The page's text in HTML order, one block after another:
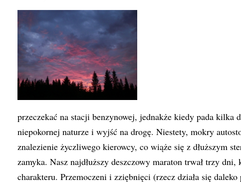
przeczekać na stacji benzynowej, jednakże kiedy pada kilka
niepokornej naturze i wyjść na drogę. Niestety, mokry
znalezienie życzliwego kierowcy, co wiąże się z dłuższym
zamyka. Nasz najdłuższy deszczowy maraton trwał trzy
charakteru. Przemoczeni i zziębnięci (rzecz działa się